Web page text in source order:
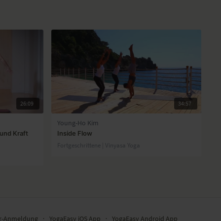
26:09
Kraft
34:57
Young-Ho Kim
Inside Flow
Fortgeschrittene | Vinyasa Yoga
Anmeldung ∙ YogaEasy iOS App ∙ YogaEasy Android App